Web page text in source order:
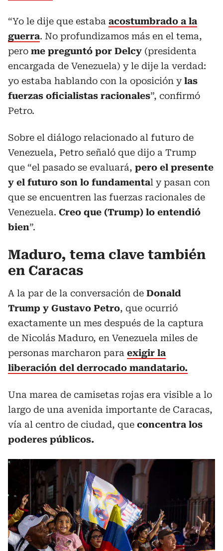
“Yo le dije que estaba acostumbrado a la
guerra. No profundizamos más en el tema,
pero me preguntó por Delcy (presidenta
encargada de Venezuela) y le dije la verdad:
yo estaba hablando con la oposición ylas
fuerzas oficialistas racionales”, confirmó
Petro.
Sobre el diálogo relacionado al futuro de
Venezuela, Petro señaló que dijo a Trump
que “el pasado se evaluará, pero el presente
y el futuro son lo fundamental y pasan con
que se encuentren las fuerzas racionales de
Venezuela. Creo que (Trump) lo entendió
bien”.
Maduro, tema clave también
en Caracas
A la par de la conversación de Donald
Trump y Gustavo Petro, que ocurrió
exactamente un mes después de la captura
de Nicolás Maduro, en Venezuela miles de
personas marcharon para exigir la
liberación del derrocado mandatario.
Una marea de camisetas rojas era visible a lo
largo de una avenida importante de Caracas,
vía al centro de ciudad, que concentra los
poderes públicos.